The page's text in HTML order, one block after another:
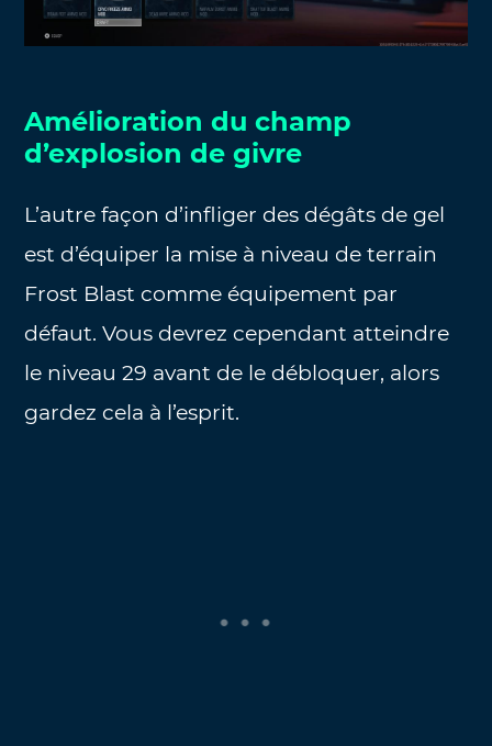
Amélioration du champ
d’explosion de givre
L’autre façon d’infliger des dégâts de gel
est d’équiper la mise à niveau de terrain
Frost Blast comme équipement par
défaut. Vous devrez cependant atteindre
le niveau 29 avant de le débloquer, alors
gardez cela à l’esprit.